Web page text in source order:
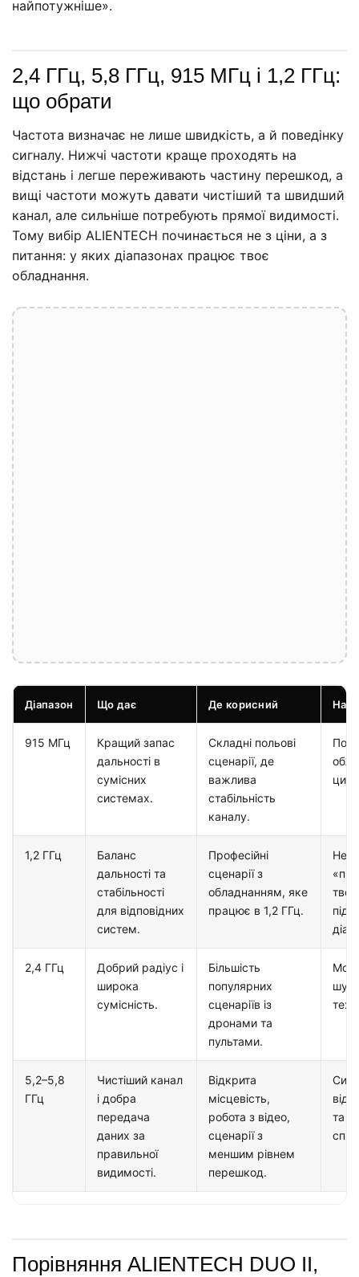
найпотужніше».
2,4 ГГц, 5,8 ГГц, 915 МГц і 1,2 ГГц:
що обрати
Частота визначає не лише швидкість, а й поведінку
сигналу. Нижчі частоти краще проходять на
відстань і легше переживають частину перешкод, а
вищі частоти можуть давати чистіший та швидший
канал, але сильніше потребують прямої видимості.
Тому вибір ALIENTECH починається не з ціни, а з
питання: у яких діапазонах працює твоє
обладнання.
Діапазон Що дає Де корисний На
915 МГц
Кращий запас
дальності в
сумісних
системах.
Складні польові
сценарії, де
важлива
стабільність
каналу.
цим
1,2 ГГц
Баланс
дальності та
стабільності
для відповідних
систем.
Професійні
сценарії з
обладнанням, яке
працює в 1,2 ГГц.
Не
2,4 ГГц
Добрий радіус і
широка
сумісність.
Більшість
популярних
сценаріїв із
дронами та
пультами.
5,2–5,8
ГГц
Чистіший канал
і добра
передача
даних за
правильної
видимості.
Відкрита
місцевість,
робота з відео,
сценарії з
меншим рівнем
перешкод.
від
та
Порівняння ALIENTECH DUO II,